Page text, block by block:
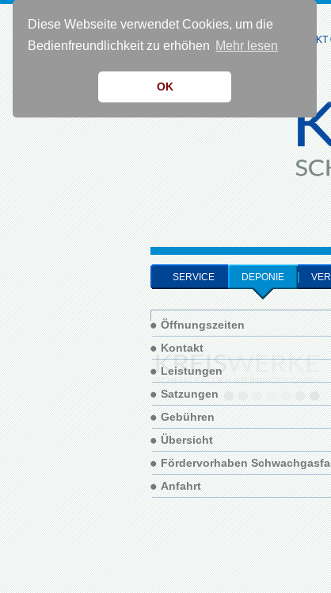
Diese Webseite verwendet Cookies, um die
Bedienfreundlichkeit zu erhöhen Mehr lesen
OK
SERVICE DEPONIE
Öffnungszeiten
Kontakt
Leistungen
Satzungen
Gebühren
Übersicht
Fördervorhaben
Anfahrt